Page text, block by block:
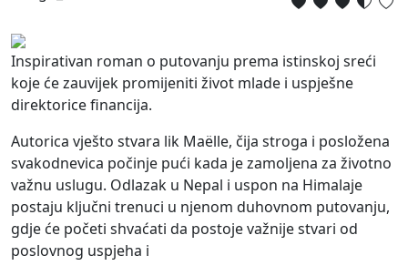
Inspirativan roman o putovanju prema istinskoj sreći
koje će zauvijek promijeniti život mlade i uspješne
direktorice financija.
Autorica vješto stvara lik Maëlle, čija stroga i posložena
svakodnevica počinje pući kada je zamoljena za životno
važnu uslugu. Odlazak u Nepal i uspon na Himalaje
postaju ključni trenuci u njenom duhovnom putovanju,
gdje će početi shvaćati da postoje važnije stvari od
poslovnog uspjeha i